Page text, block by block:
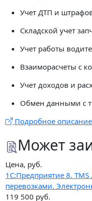
Учет ДТП и
Складской учет
Учет работы
Взаиморасчеты с
Учет доходов и
Обмен данными с
Подробное описание
Может
Цена, руб.
1С:Предприятие 8.
перевозками.
119 500 руб.